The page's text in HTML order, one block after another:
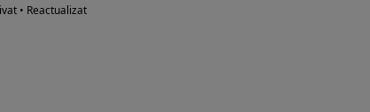
• Reactualizat